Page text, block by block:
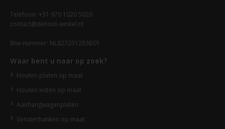
Telefoon: +31 970 1020 5020
contact@dehout-winkel.nl
Btw-nummer: NL827231283B01
Waar bent u naar op zoek?
Houten platen op maat
Houten kisten op maat
Aanhangwagenplaten
Vensterbanken op maat